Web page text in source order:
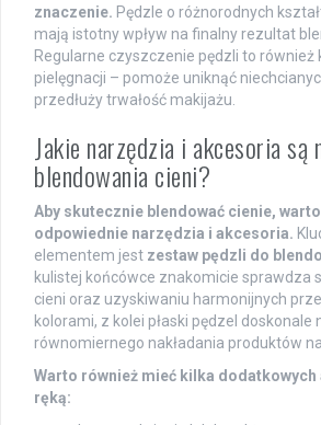
znaczenie. Pędzle o różnorodnych
mają istotny wpływ na finalny rezultat
Regularne czyszczenie pędzli to
pielęgnacji – pomoże uniknąć
przedłuży trwałość makijażu.
Jakie narzędzia i akcesoria są
blendowania cieni?
Aby skutecznie blendować cienie,
odpowiednie narzędzia i akcesoria.
elementem jest zestaw pędzli do
kulistej końcówce znakomicie sprawdza
cieni oraz uzyskiwaniu harmonijnych
kolorami, z kolei płaski pędzel doskonale
równomiernego nakładania produktów
Warto również mieć kilka
ręką: